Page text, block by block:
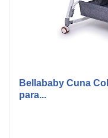
Bellababy Cuna
para...